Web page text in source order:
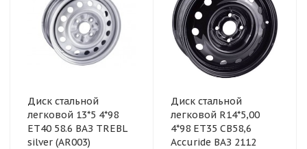
Диск стальной
легковой 13*5 4*98
ET40 58.6 ВАЗ TREBL
silver (AR003)
Диск стальной
легковой R14*5,00
4*98 ET35 CB58,6
Accuride ВАЗ 2112